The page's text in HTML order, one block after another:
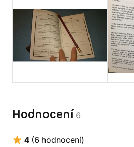
Hodnocení 6
4 (6 hodnocení)